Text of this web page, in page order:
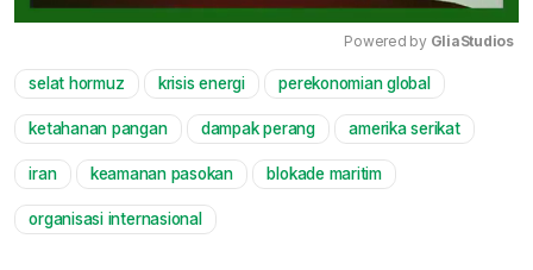
Mute
Powered by GliaStudios
selat hormuz krisis energi perekonomian global
ketahanan pangan dampak perang amerika serikat
iran keamanan pasokan blokade maritim
organisasi internasional